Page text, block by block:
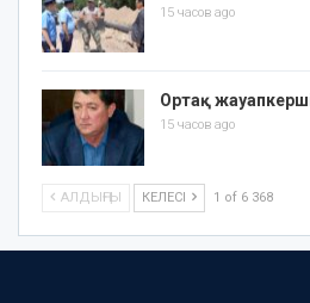
15 часов ago
Ортақ
15 часов ago
АЛДЫҢҒЫ КЕЛЕСІ 1 of 6 368